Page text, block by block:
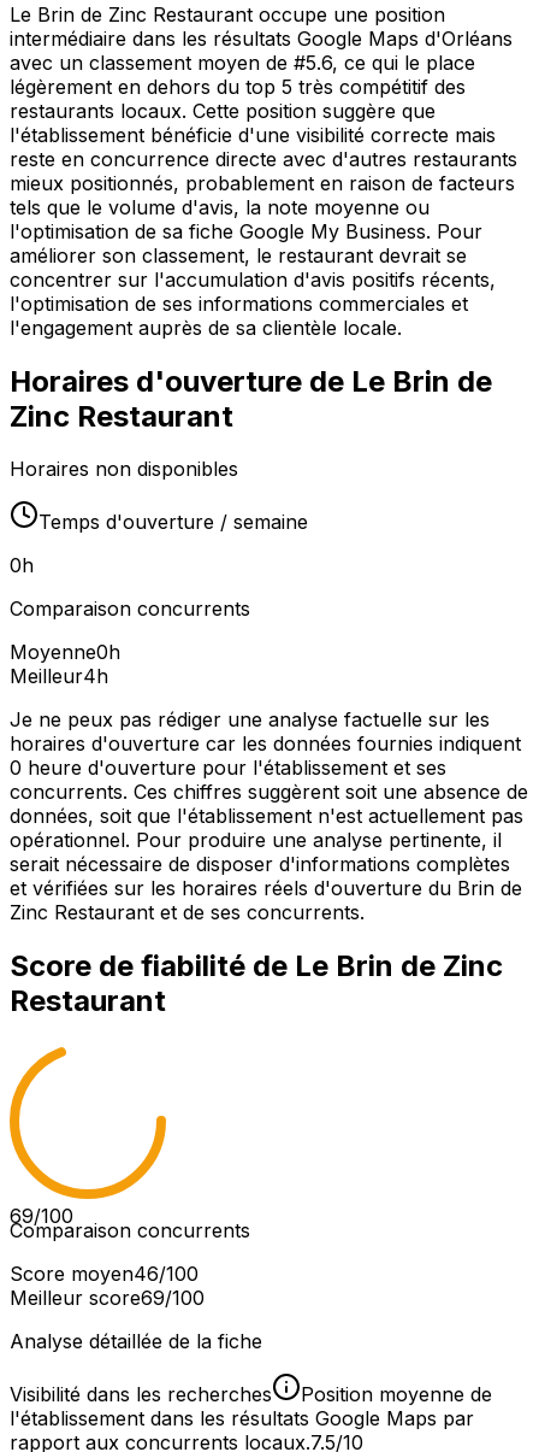
Le Brin de Zinc Restaurant occupe une position
intermédiaire dans les résultats Google Maps d'Orléans
avec un classement moyen de #5.6, ce qui le place
légèrement en dehors du top 5 très compétitif des
restaurants locaux. Cette position suggère que
l'établissement bénéficie d'une visibilité correcte mais
reste en concurrence directe avec d'autres restaurants
mieux positionnés, probablement en raison de facteurs
tels que le volume d'avis, la note moyenne ou
l'optimisation de sa fiche Google My Business. Pour
améliorer son classement, le restaurant devrait se
concentrer sur l'accumulation d'avis positifs récents,
l'optimisation de ses informations commerciales et
l'engagement auprès de sa clientèle locale.
Horaires d'ouverture de Le Brin de
Zinc Restaurant
Horaires non disponibles
Temps d'ouverture / semaine
0h
Comparaison concurrents
Moyenne0h
Meilleur4h
Je ne peux pas rédiger une analyse factuelle sur les
horaires d'ouverture car les données fournies indiquent
0 heure d'ouverture pour l'établissement et ses
concurrents. Ces chiffres suggèrent soit une absence de
données, soit que l'établissement n'est actuellement pas
opérationnel. Pour produire une analyse pertinente, il
serait nécessaire de disposer d'informations complètes
et vérifiées sur les horaires réels d'ouverture du Brin de
Zinc Restaurant et de ses concurrents.
Score de fiabilité de Le Brin de Zinc
Restaurant
69/100
Comparaison concurrents
Score moyen46/100
Meilleur score69/100
Analyse détaillée de la fiche
Visibilité dans les recherches
Position moyenne de
l'établissement dans les résultats Google Maps par
rapport aux concurrents locaux.7.5/10